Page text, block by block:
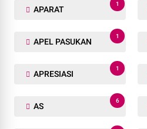
APARAT
1
APEL PASUKAN
1
APRESIASI
1
AS
6